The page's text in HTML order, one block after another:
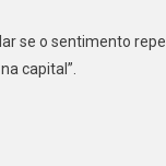
se o sentimento
capital”.